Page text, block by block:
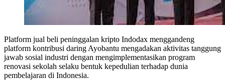
Platform jual beli peninggalan kripto Indodax menggandeng
platform kontribusi daring Ayobantu mengadakan aktivitas tanggung
jawab sosial industri dengan mengimplementasikan program
renovasi sekolah selaku bentuk kepedulian terhadap dunia
pembelajaran di Indonesia.